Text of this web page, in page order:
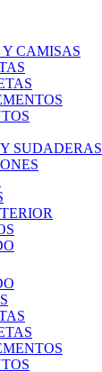
CAMISAS
Y SUDADERAS